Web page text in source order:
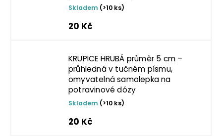
Skladem (>10 ks)
20 Kč
KRUPICE HRUBÁ průměr 5 cm –
průhledná v tučném písmu,
omyvatelná samolepka na
potravinové dózy
Skladem (>10 ks)
20 Kč